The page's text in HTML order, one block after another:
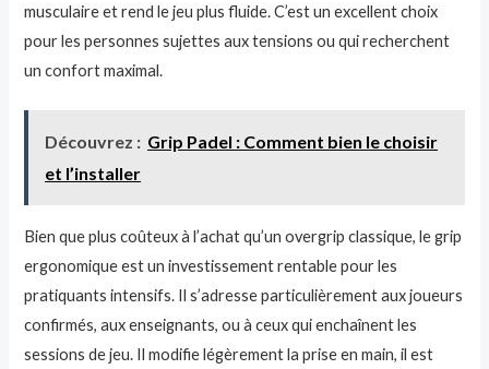
musculaire et rend le jeu plus fluide. C’est un excellent choix
pour les personnes sujettes aux tensions ou qui recherchent
un confort maximal.
Découvrez : Grip Padel : Comment bien le choisir
et l’installer
Bien que plus coûteux à l’achat qu’un overgrip classique, le grip
ergonomique est un investissement rentable pour les
pratiquants intensifs. Il s’adresse particulièrement aux joueurs
confirmés, aux enseignants, ou à ceux qui enchaînent les
sessions de jeu. Il modifie légèrement la prise en main, il est